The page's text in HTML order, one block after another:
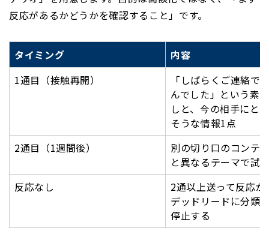
反応があるかどうかを確認すること」です。
タイミング
内容
1通目（接触再開）
「しばらくご連絡で
んでした」という素
しと、今の相手にと
そうな情報1点
2通目（1週間後）
別の切り口のコンテ
と異なるテーマで試
反応なし
2通以上送って反応
デッドリードに分類
停止する